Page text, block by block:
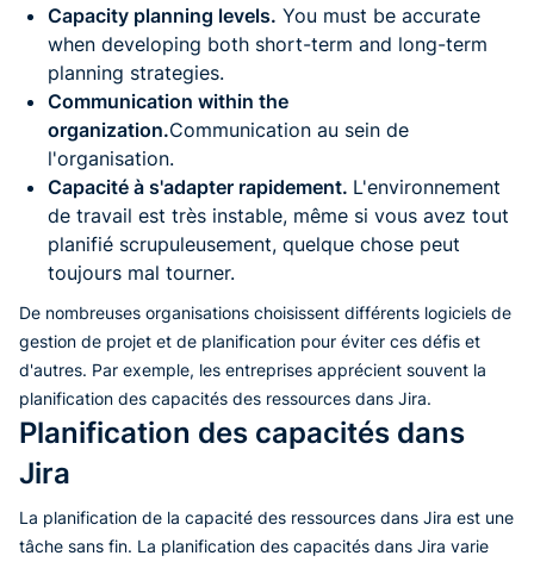
Capacity planning levels. You must be accurate
when developing both short-term and long-term
planning strategies.
Communication within the
organization.Communication au sein de
l'organisation.
Capacité à s'adapter rapidement. L'environnement
de travail est très instable, même si vous avez tout
planifié scrupuleusement, quelque chose peut
toujours mal tourner.
De nombreuses organisations choisissent différents logiciels de
gestion de projet et de planification pour éviter ces défis et
d'autres. Par exemple, les entreprises apprécient souvent la
planification des capacités des ressources dans Jira.
Planification des capacités dans
Jira
La planification de la capacité des ressources dans Jira est une
tâche sans fin. La planification des capacités dans Jira varie